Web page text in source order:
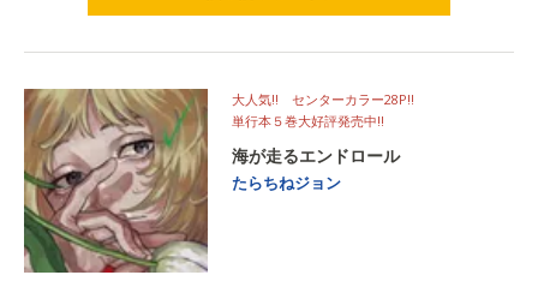
大人気!! センターカラー28P!!
単行本５巻大好評発売中!!
海が走るエンドロール
たらちねジョン